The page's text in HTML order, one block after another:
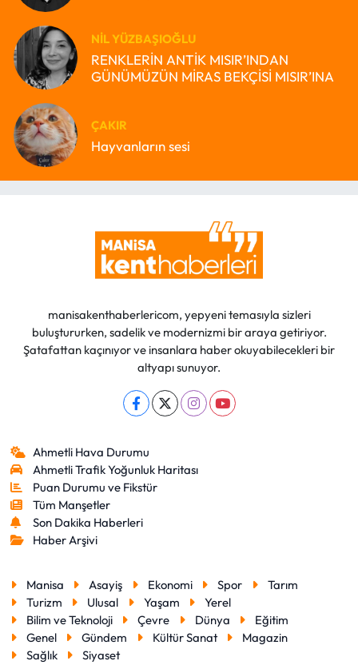
NIL YÜZBAŞIOĞLU
RENKLERİN ANTİK MISIR’INDAN
GÜNÜMÜZÜN MİRAS BEKÇİSİ MISIR’INA
ÇAKIR
Hayvanların sesi
manisakenthaberlericom, yepyeni temasıyla sizleri
buluştururken, sadelik ve modernizmi bir araya getiriyor.
Şatafattan kaçınıyor ve insanlara haber okuyabilecekleri bir
altyapı sunuyor.
Ahmetli Hava Durumu
Ahmetli Trafik Yoğunluk Haritası
Puan Durumu ve Fikstür
Tüm Manşetler
Son Dakika Haberleri
Haber Arşivi
Manisa Asayiş Ekonomi Spor
Tarım
Turizm
Ulusal Yaşam
Yerel
Bilim ve Teknoloji
Çevre Dünya
Eğitim
Genel
Gündem Kültür Sanat
Magazin
Sağlık
Siyaset